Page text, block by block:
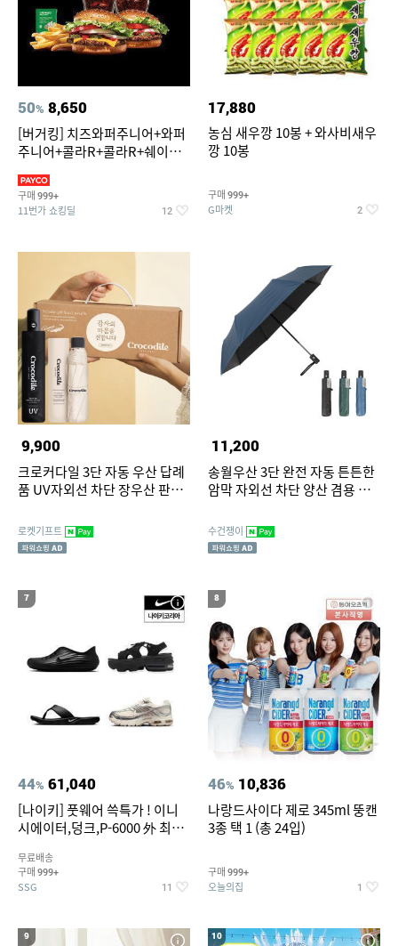
50% 8,650
[버거킹] 치즈와퍼주니어+와퍼
주니어+콜라R+콜라R+쉐이킹
구매 999+
11번가 쇼킹딜 12
17,880
농심 새우깡 10봉 + 와사비새우
깡 10봉
구매 999+
G마켓 2
9,900
크로커다일 3단 자동 우산 답례
품 UV자외선 차단 장우산 판촉
로켓기프트
11,200
송월우산 3단 완전 자동 튼튼한
암막 자외선 차단 양산 겸용 경
수건쟁이
7
44% 61,040
[나이키] 풋웨어 쓱특가 ! 이니
시에이터,덩크,P-6000 外 최대
무료배송
구매 999+
SSG 11
8
46% 10,836
나랑드사이다 제로 345ml 뚱캔
3종 택 1 (총 24입)
구매 999+
오늘의집 1
9 10